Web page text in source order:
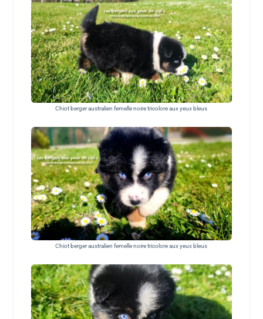
Chiot berger australien femelle noire tricolore aux yeux bleus
Chiot berger australien femelle noire tricolore aux yeux bleus